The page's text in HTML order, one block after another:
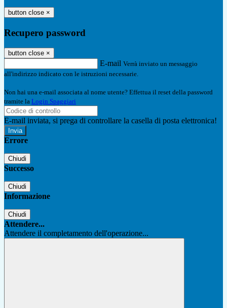
button close ×
Recupero password
button close ×
E-mail Verrà inviato un messaggio
all'indirizzo indicato con le istruzioni necessarie.
Non hai una e-mail associata al nome utente? Effettua il reset della password
tramite la Login Spaggiari
E-mail inviata, si prega di controllare la casella di posta elettronica!
Errore
Chiudi
Successo
Chiudi
Informazione
Chiudi
Attendere...
Attendere il completamento dell'operazione...